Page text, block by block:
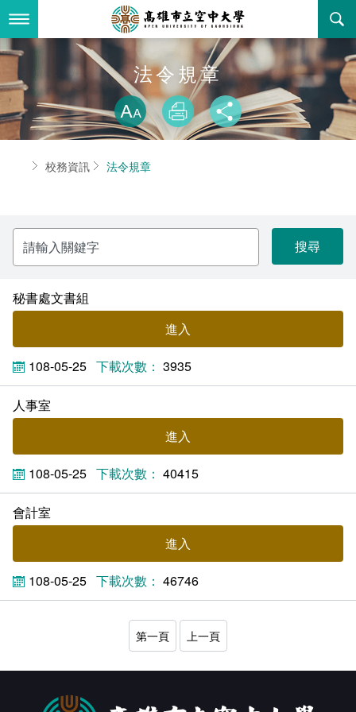
到
要
內最新消息
全部公告
教務公告
學系公告
活動研習
招標徵才
新聞媒體專區
校園行事曆
線上報名查詢
關於本校
空大簡介
立案證明
空大有利的學習條件
組織架構
本校位置
資訊圖像化專區
校內分機(pdf)
影音資訊
行政單位
行政單位簡介
校長室
教務處註冊組
學習指導中心
輔導處
秘書處事務組
秘書處出納組
秘書處文書組
教學媒體處
學術單位
通識教育中心
工商管理學系
大眾傳播學系
外國語文學系
科技管理學系
健康管理與促進學系
其他好站
國內外開放課程
校務資訊
招生資訊
校務系統
課程大綱
網路教學 3.0 (111-2學期啟用)
校園行事曆
校內系統
資訊服務線上報修系統
會計預警及請購系統
教室‧會議室預約系統
線上報修最新消息
問卷調查
政府公開資訊
常見問答
意見信箱
法令規章
略過字型切
放大
列印 分享
首頁校務資訊 法令規章
請
輸
入
關
字
秘書處文書組
進入
108-05-25 3935
人事室
進入
108-05-25 40415
會計室
進入
108-05-25 46746
第一頁 上一頁